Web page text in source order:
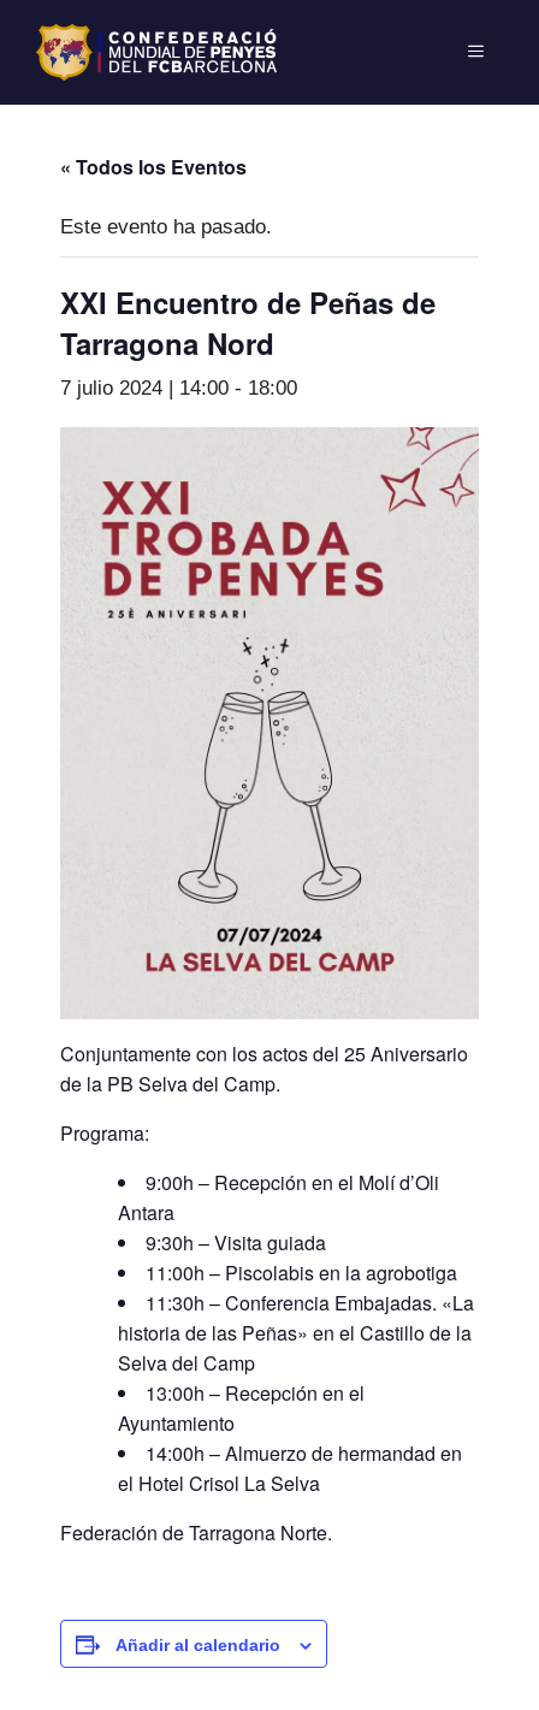
« Todos los Eventos
Este evento ha pasado.
XXI Encuentro de Peñas de
Tarragona Nord
7 julio 2024 | 14:00 - 18:00
Conjuntamente con los actos del 25 Aniversario
de la PB Selva del Camp.
Programa:
9:00h – Recepción en el Molí d’Oli
Antara
9:30h – Visita guiada
11:00h – Piscolabis en la agrobotiga
11:30h – Conferencia Embajadas. «La
historia de las Peñas» en el Castillo de la
Selva del Camp
13:00h – Recepción en el
Ayuntamiento
14:00h – Almuerzo de hermandad en
el Hotel Crisol La Selva
Federación de Tarragona Norte.
Añadir al calendario